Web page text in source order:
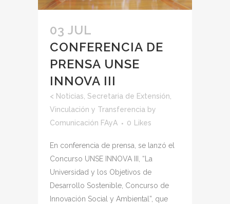
03 JUL
CONFERENCIA DE
PRENSA UNSE
INNOVA III
< Noticias Secretaria de Extensión,
Vinculación y Transferencia by
Comunicación FAyA
0 Likes
En conferencia de prensa, se lanzó el
Concurso UNSE INNOVA III, “La
Universidad y los Objetivos de
Desarrollo Sostenible, Concurso de
Innovación Social y Ambiental”, que